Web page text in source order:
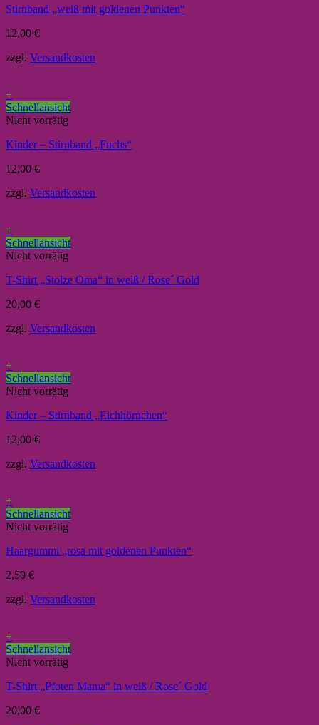
Stirnband „weiß mit goldenen Punkten“
12,00 €
zzgl. Versandkosten
+
Schnellansicht
Nicht vorrätig
Kinder – Stirnband „Fuchs“
12,00 €
zzgl. Versandkosten
+
Schnellansicht
Nicht vorrätig
T-Shirt „Stolze Oma“ in weiß / Rose´ Gold
20,00 €
zzgl. Versandkosten
+
Schnellansicht
Nicht vorrätig
Kinder – Stirnband „Eichhörnchen“
12,00 €
zzgl. Versandkosten
+
Schnellansicht
Nicht vorrätig
Haargummi „rosa mit goldenen Punkten“
2,50 €
zzgl. Versandkosten
+
Schnellansicht
Nicht vorrätig
T-Shirt „Pfoten Mama“ in weiß / Rose´ Gold
20,00 €